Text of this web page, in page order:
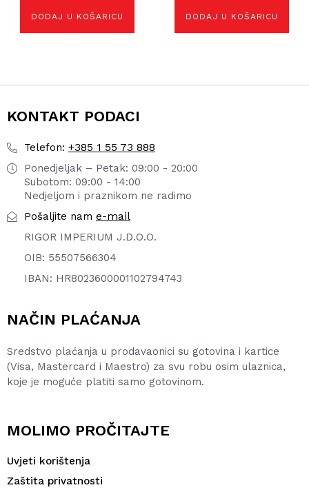
DODAJ U KOŠARICU DODAJ U KOŠARICU
KONTAKT PODACI
Telefon: +385 1 55 73 888
Ponedjeljak – Petak: 09:00 - 20:00
Subotom: 09:00 - 14:00
Nedjeljom i praznikom ne radimo
Pošaljite nam e-mail
RIGOR IMPERIUM J.D.O.O.
OIB: 55507566304
IBAN: HR8023600001102794743
NAČIN PLAĆANJA
Sredstvo plaćanja u prodavaonici su gotovina i kartice
(Visa, Mastercard i Maestro) za svu robu osim ulaznica,
koje je moguće platiti samo gotovinom.
MOLIMO PROČITAJTE
Uvjeti korištenja
Zaštita privatnosti